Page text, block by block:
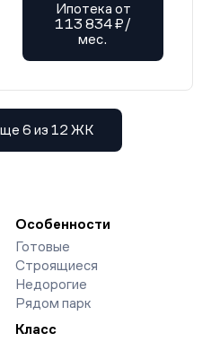
Ипотека от
113 834 ₽/
мес.
6 из 12 ЖК
Особенности
Готовые
Строящиеся
Недорогие
Рядом парк
Класс